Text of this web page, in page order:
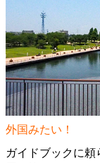
外国みたい！
ガイドブックに